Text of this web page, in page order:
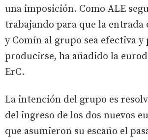
una imposición. Como ALE
trabajando para que la entrada
y Comín al grupo sea efectiva y
producirse, ha añadido la
ErC.
La intención del grupo es
del ingreso de los dos nuevos
que asumieron su escaño el